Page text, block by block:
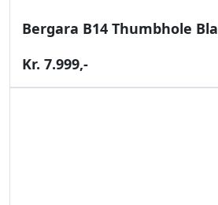
Bergara B14 Thumbhole
Kr. 7.999,-